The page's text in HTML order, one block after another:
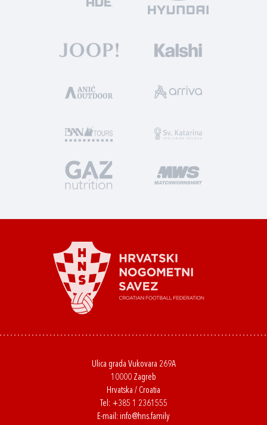
Ulica grada Vukovara 269A
10000 Zagreb
Hrvatska / Croatia
Tel: +385 1 2361555
E-mail: info@hns.family